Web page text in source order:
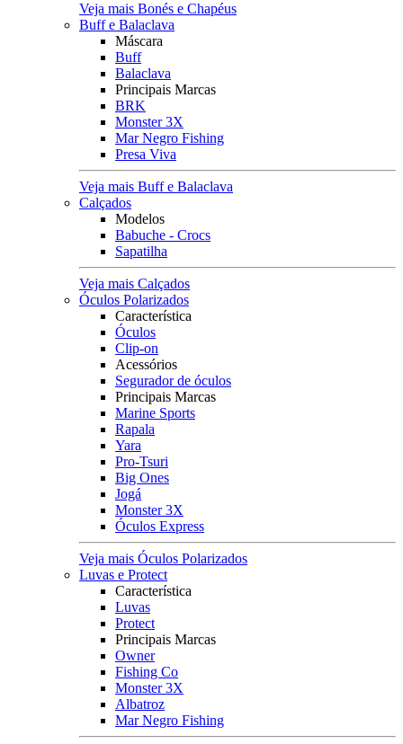
Veja mais Bonés e Chapéus
Buff e Balaclava
Máscara
Buff
Balaclava
Principais Marcas
BRK
Monster 3X
Mar Negro Fishing
Presa Viva
Veja mais Buff e Balaclava
Calçados
Modelos
Babuche - Crocs
Sapatilha
Veja mais Calçados
Óculos Polarizados
Característica
Óculos
Clip-on
Acessórios
Segurador de óculos
Principais Marcas
Marine Sports
Rapala
Yara
Pro-Tsuri
Big Ones
Jogá
Monster 3X
Óculos Express
Veja mais Óculos Polarizados
Luvas e Protect
Característica
Luvas
Protect
Principais Marcas
Owner
Fishing Co
Monster 3X
Albatroz
Mar Negro Fishing